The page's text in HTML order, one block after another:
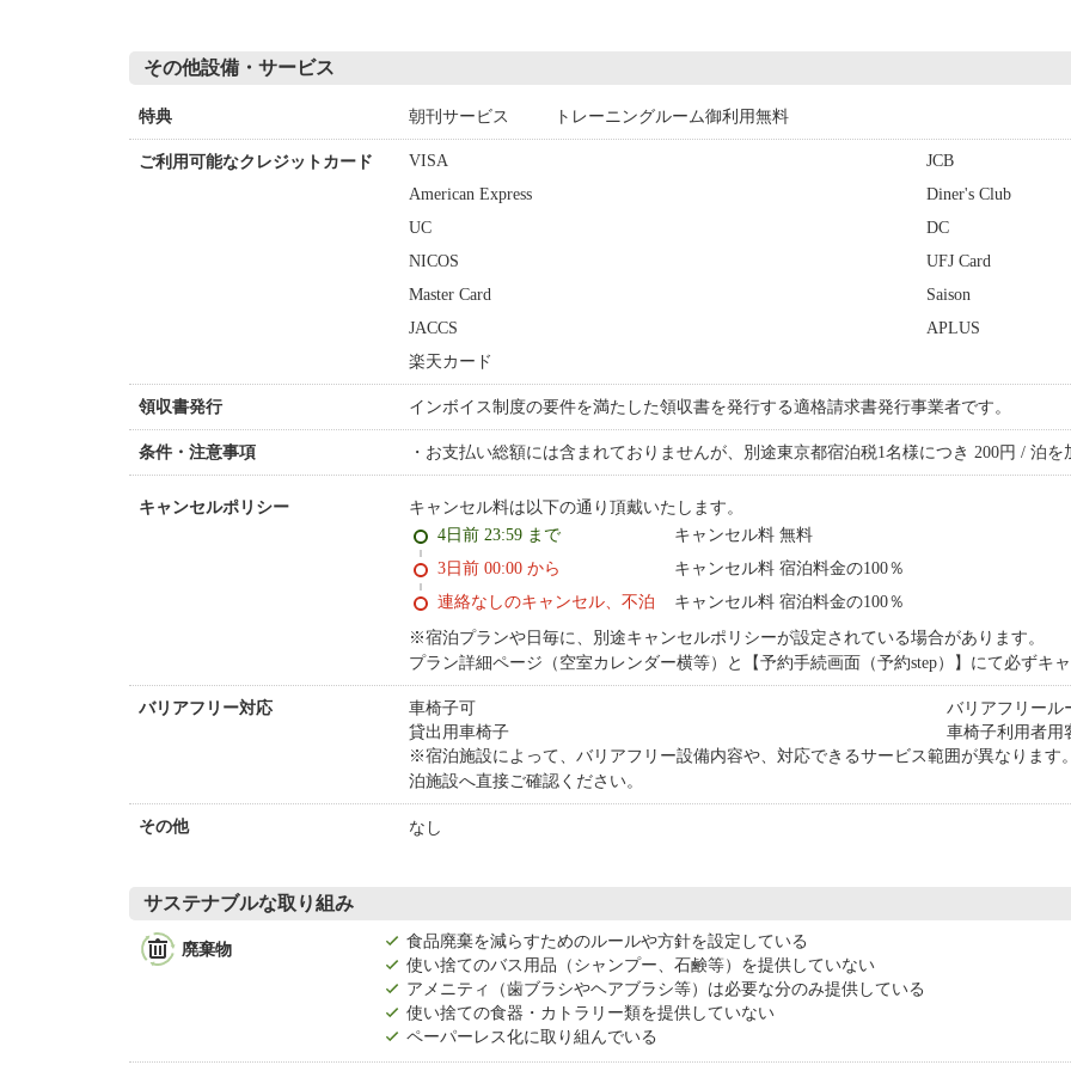
その他設備・サービス
特典 朝刊サービス トレーニングルーム御利用無料
ご利用可能なクレジットカード VISA
JCB
American Express
Diner's Club
UC
DC
NICOS
UFJ Card
Master Card
Saison
JACCS
APLUS
楽天カード
領収書発行 インボイス制度の要件を満たした領収書を発行する適格請求書発行事業者です。
条件・注意事項 お支払い総額には含まれておりませんが、別途東京都宿泊税1名様につき 200円 / 泊を
キャンセルポリシー キャンセル料は以下の通り頂戴いたします。
4日前 23:59 まで
キャンセル料 無料
3日前 00:00 から
キャンセル料 宿泊料金の100％
連絡なしのキャンセル、不泊
キャンセル料 宿泊料金の100％
※宿泊プランや日毎に、別途キャンセルポリシーが設定されている場合があります。
プラン詳細ページ（空室カレンダー横等）と【予約手続画面（予約step）】にて必ずキ
バリアフリー対応
車椅子可
貸出用車椅子
バリアフリール
車椅子利用者用
※宿泊施設によって、バリアフリー設備内容や、対応できるサービス範囲が異なりま
泊施設へ直接ご確認ください。
その他 なし
サステナブルな取り組み
廃棄物
食品廃棄を減らすためのルールや方針を設定している
使い捨てのバス用品（シャンプー、石鹸等）を提供していない
アメニティ（歯ブラシやヘアブラシ等）は必要な分のみ提供している
使い捨ての食器・カトラリー類を提供していない
ペーパーレス化に取り組んでいる